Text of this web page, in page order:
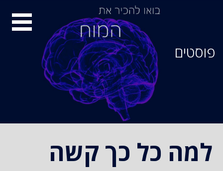
פוסטים
למה כל כך קשה